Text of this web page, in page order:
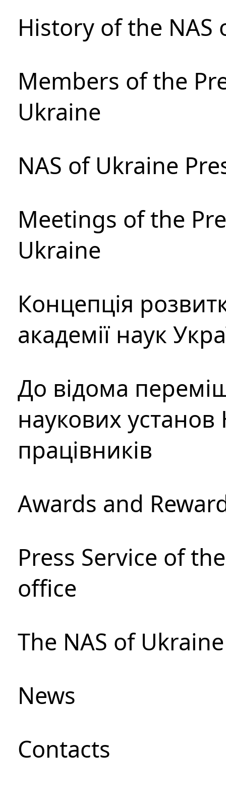
History of the NAS
Members of the
Ukraine
NAS of Ukraine
Meetings of the
Ukraine
Концепція
академії наук
До відома
наукових установ
працівників
Awards and
Press Service of
office
The NAS of
News
Сontacts